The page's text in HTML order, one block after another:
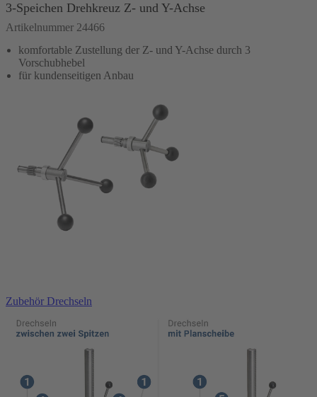
3-Speichen Drehkreuz Z- und Y-Achse
Artikelnummer 24466
komfortable Zustellung der Z- und Y-Achse durch 3
Vorschubhebel
für kundenseitigen Anbau
Zubehör Drechseln